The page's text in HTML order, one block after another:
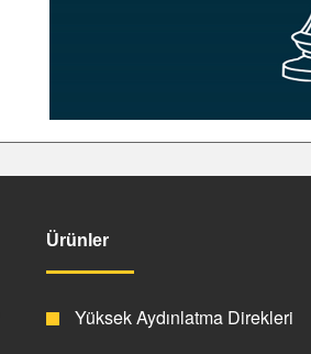
Ürünler
Yüksek Aydınlatma Direkleri